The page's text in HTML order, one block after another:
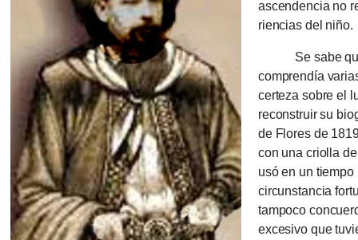
ascendencia no
rien­cias del niño.
Se sabe que
comprendía
certeza sobre el
recons­truir su
de Flores de
con una crio­lla
usó en un
circuns­tancia
tampoco
excesivo que